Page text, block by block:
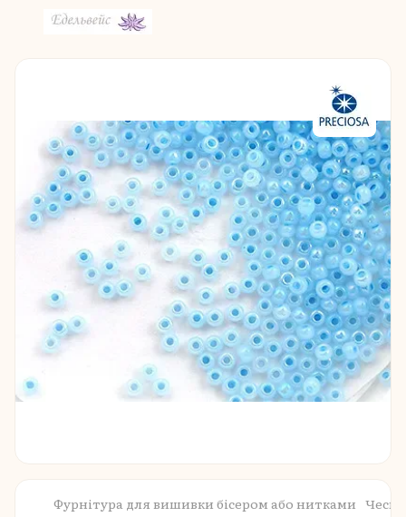
Фурнітура для вишивки бісером або нитками